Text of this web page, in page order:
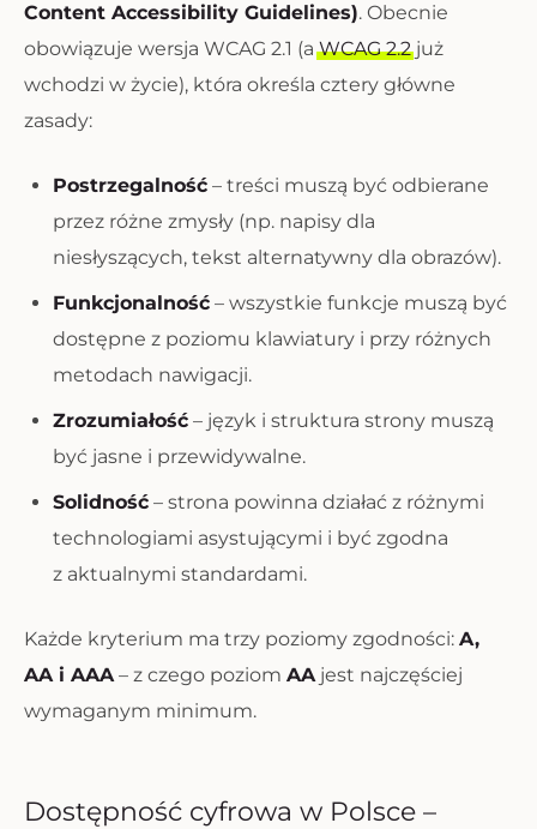
Content Accessibility Guidelines). Obecnie
obowiązuje wersja WCAG 2.1 (aWCAG 2.2już
wchodzi w życie), która określa cztery główne
zasady:
Postrzegalność – treści muszą być odbierane
przez różne zmysły (np. napisy dla
niesłyszących, tekst alternatywny dla obrazów).
Funkcjonalność – wszystkie funkcje muszą być
dostępne z poziomu klawiatury i przy różnych
metodach nawigacji.
Zrozumiałość – język i struktura strony muszą
być jasne i przewidywalne.
Solidność – strona powinna działać z różnymi
technologiami asystującymi i być zgodna
z aktualnymi standardami.
Każde kryterium ma trzy poziomy zgodności: A,
AA i AAA– z czego poziom AAjest najczęściej
wymaganym minimum.
Dostępność cyfrowa w Polsce –